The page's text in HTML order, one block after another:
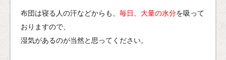
布団は寝る人の汗などからも、 毎日、大量の水分を吸って
おりますので、
湿気があるのが当然と思ってください。